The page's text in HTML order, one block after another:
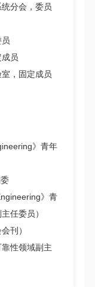
分会，委员
员
，固定成员
》青年
》青
任委员）
刊）
靠性领域副主